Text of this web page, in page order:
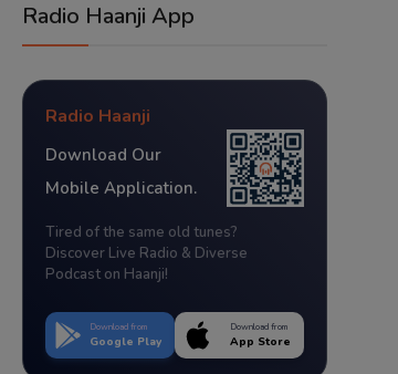
Radio Haanji App
Radio Haanji
Download Our
Mobile Application.
Tired of the same old tunes?
Discover Live Radio & Diverse
Podcast on Haanji!
Download from
Google Play
Download from
App Store